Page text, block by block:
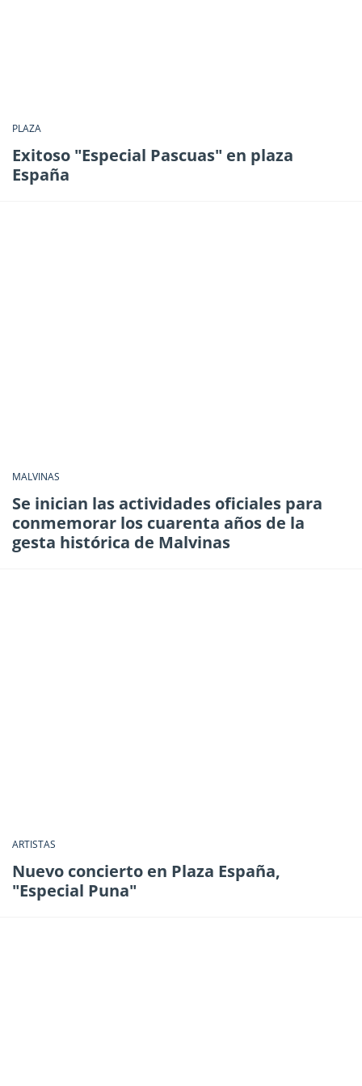
PLAZA
Exitoso "Especial Pascuas" en plaza
España
MALVINAS
Se inician las actividades oficiales para
conmemorar los cuarenta años de la
gesta histórica de Malvinas
ARTISTAS
Nuevo concierto en Plaza España,
"Especial Puna"